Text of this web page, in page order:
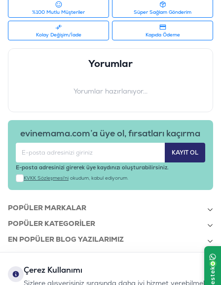
Ham Protein %11, Ham Yağ %6, Ham Selüloz %0,3,
Ham Kül %1,7, Nem %80, Taurin %0,8
Ürün Filtreleri
%100 Mutlu Müşteriler Süper Sağlam Gönderim
Kolay Değişim/İade Kapıda Ödeme
Yorumlar
Yorumlar hazırlanıyor...
evinemama.com’a üye ol, fırsatları kaçırma
KAYIT OL
E-posta adresinizi girerek üye kaydınızı oluşturabilirsiniz.
KVKK Sözleşmesi'ni okudum, kabul ediyorum.
POPÜLER MARKALAR
POPÜLER KATEGORILER
EN POPÜLER BLOG YAZILARIMIZ
KURUMSAL
Çerez Kullanımı
Sizlere alışverişiniz sırasında daha iyi hizmet verebilmek